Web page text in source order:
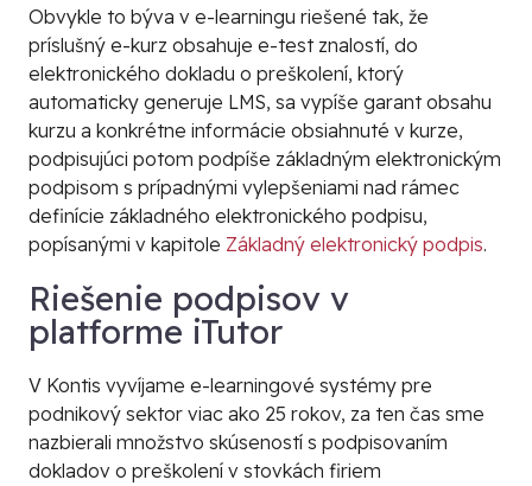
Obvykle to býva v e-learningu riešené tak, že
príslušný e-kurz obsahuje e-test znalostí, do
elektronického dokladu o preškolení, ktorý
automaticky generuje LMS, sa vypíše garant obsahu
kurzu a konkrétne informácie obsiahnuté v kurze,
podpisujúci potom podpíše základným elektronickým
podpisom s prípadnými vylepšeniami nad rámec
definície základného elektronického podpisu,
popísanými v kapitole Základný elektronický podpis.
Riešenie podpisov v
platforme iTutor
V Kontis vyvíjame e-learningové systémy pre
podnikový sektor viac ako 25 rokov, za ten čas sme
nazbierali množstvo skúseností s podpisovaním
dokladov o preškolení v stovkách firiem